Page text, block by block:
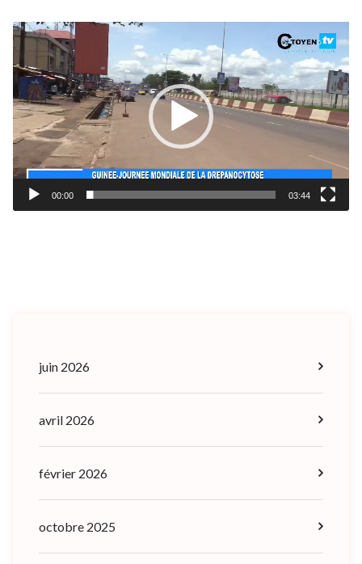
Lecteur
vidéo
00:00 03:44
juin 2026
avril 2026
février 2026
octobre 2025